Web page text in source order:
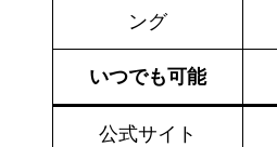
ング
いつでも可能
公式サイト